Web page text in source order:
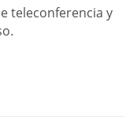
teleconferencia y